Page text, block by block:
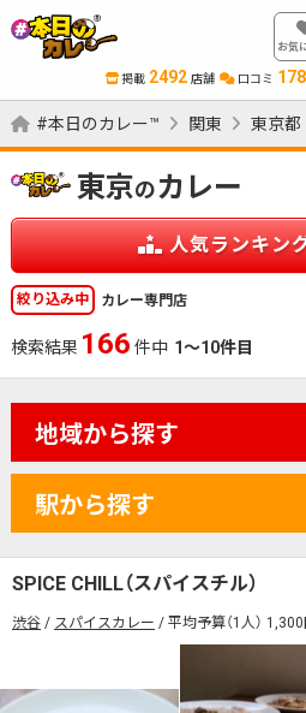
お気
掲載 2492 店舗 口コミ 178
#本日のカレー™ 関東 東京都
東京のカレー
人気ランキン
絞り込み中 カレー専門店
検索結果 166 件中 1～10件目
地域から探す
カレーのジャンル
モーニングあり ランチあ
駅から探す
カレーのジャンル
SPICE CHILL（スパイスチル）
渋谷 スパイスカレー 平均予算（1人） 1,300